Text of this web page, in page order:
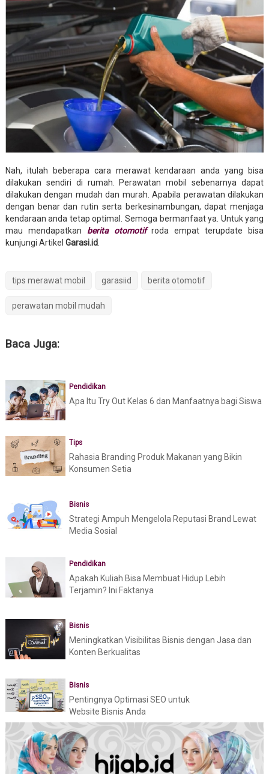
Nah, itulah beberapa cara merawat kendaraan anda yang bisa
dilakukan sendiri di rumah. Perawatan mobil sebenarnya dapat
dilakukan dengan mudah dan murah. Apabila perawatan dilakukan
dengan benar dan rutin serta berkesinambungan, dapat menjaga
kendaraan anda tetap optimal. Semoga bermanfaat ya. Untuk yang
mau mendapatkan berita otomotifroda empat terupdate bisa
kunjungi Artikel Garasi.id.
tips merawat mobil garasiid berita otomotif
perawatan mobil mudah
Baca Juga:
Pendidikan
Apa Itu Try Out Kelas 6 dan Manfaatnya bagi Siswa
Tips
Rahasia Branding Produk Makanan yang Bikin
Konsumen Setia
Bisnis
Strategi Ampuh Mengelola Reputasi Brand Lewat
Media Sosial
Pendidikan
Apakah Kuliah Bisa Membuat Hidup Lebih
Terjamin? Ini Faktanya
Bisnis
Meningkatkan Visibilitas Bisnis dengan Jasa dan
Konten Berkualitas
Bisnis
Pentingnya Optimasi SEO untuk
Website Bisnis Anda